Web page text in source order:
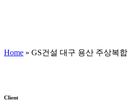
Home » GS건설 대구 용산 주상복합
Client